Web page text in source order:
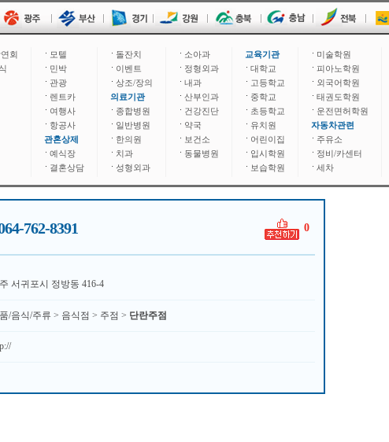
회
모텔
민박
관광
렌트카
여행사
항공사
관혼상제
예식장
결혼상담
돌잔치
이벤트
상조/장의
의료기관
종합병원
일반병원
한의원
치과
성형외과
소아과
정형외과
내과
산부인과
건강진단
약국
보건소
동물병원
교육기관
대학교
고등학교
중학교
초등학교
유치원
어린이집
입시학원
보습학원
미술학원
피아노학원
외국어학원
태권도학원
운전면허학원
자동차관련
주유소
정비/카센터
세차
762-8391 0
서귀포시 정방동 416-4
/음식/주류 > 음식점 > 주점 > 단란주점